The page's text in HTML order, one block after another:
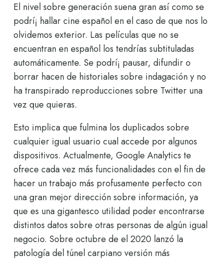
El nivel sobre generación suena gran así­ como se
podrí¡ hallar cine español en el caso de que nos lo
olvidemos exterior. Las películas que no se
encuentran en español los tendrí­as subtituladas
automáticamente. Se podrí¡ pausar, difundir o
borrar hacen de historiales sobre indagación y no
ha transpirado reproducciones sobre Twitter una
vez que quieras.
Esto implica que fulmina los duplicados sobre
cualquier igual usuario cual accede por algunos
dispositivos. Actualmente, Google Analytics te
ofrece cada vez más funcionalidades con el fin de
hacer un trabajo más profusamente perfecto con
una gran mejor dirección sobre información, ya
que es una gigantesco utilidad poder encontrarse
distintos datos sobre otras personas de algún igual
negocio. Sobre octubre de el 2020 lanzó la
patologí­a del túnel carpiano versión más